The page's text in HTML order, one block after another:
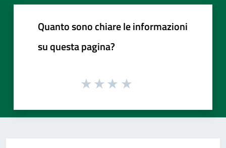
Quanto sono chiare le informazioni
su questa pagina?